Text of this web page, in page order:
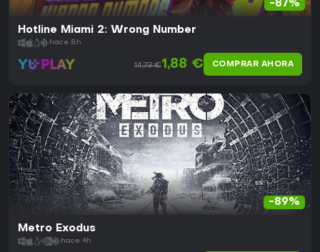
-87%
Hotline Miami 2: Wrong Number
hace 8h
14,79 €1,88 € COMPRAR AHORA
-89%
Metro Exodus
hace 4h